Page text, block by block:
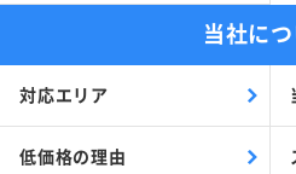
当社に
対応エリア
低価格の理由